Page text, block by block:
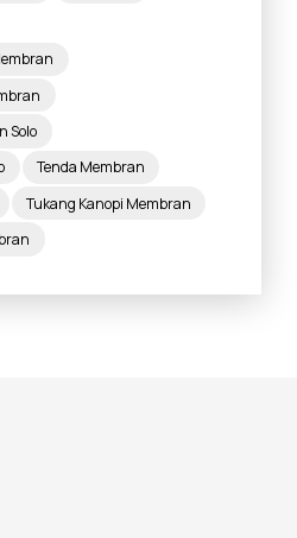
Solo
Tenda Membran
Tukang Kanopi Membran